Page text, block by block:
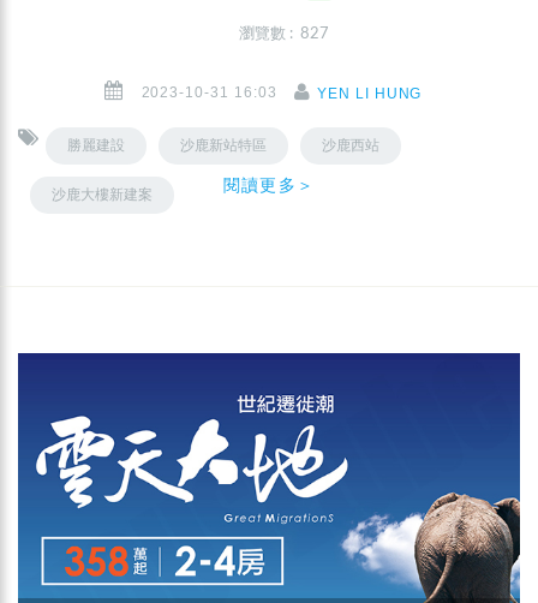
瀏覽數 : 827
2023-10-31 16:03 YEN LI HUNG
勝麗建設 沙鹿新站特區 沙鹿西站
沙鹿大樓新建案 閱讀更多＞